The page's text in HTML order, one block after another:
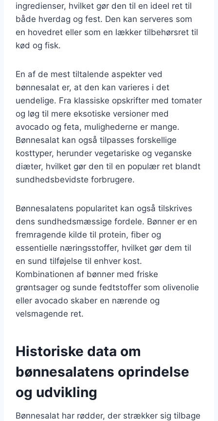
ingredienser, hvilket gør den til en ideel ret til
både hverdag og fest. Den kan serveres som
en hovedret eller som en lækker tilbehørsret til
kød og fisk.
En af de mest tiltalende aspekter ved
bønnesalat er, at den kan varieres i det
uendelige. Fra klassiske opskrifter med tomater
og løg til mere eksotiske versioner med
avocado og feta, mulighederne er mange.
Bønnesalat kan også tilpasses forskellige
kosttyper, herunder vegetariske og veganske
diæter, hvilket gør den til en populær ret blandt
sundhedsbevidste forbrugere.
Bønnesalatens popularitet kan også tilskrives
dens sundhedsmæssige fordele. Bønner er en
fremragende kilde til protein, fiber og
essentielle næringsstoffer, hvilket gør dem til
en sund tilføjelse til enhver kost.
Kombinationen af bønner med friske
grøntsager og sunde fedtstoffer som olivenolie
eller avocado skaber en nærende og
velsmagende ret.
Historiske data om
bønnesalatens oprindelse
og udvikling
Bønnesalat har rødder, der strækker sig tilbage